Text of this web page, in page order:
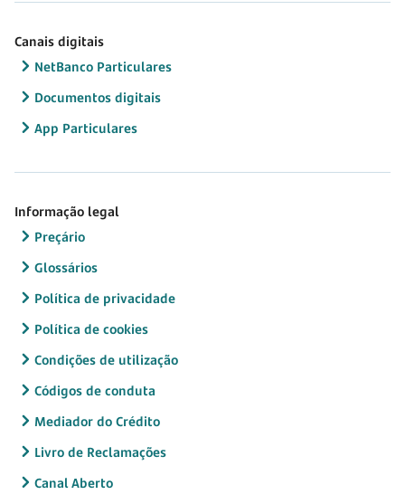
Canais digitais
NetBanco Particulares
Documentos digitais
App Particulares
Informação legal
Preçário
Glossários
Política de privacidade
Política de cookies
Condições de utilização
Códigos de conduta
Mediador do Crédito
Livro de Reclamações
Canal Aberto